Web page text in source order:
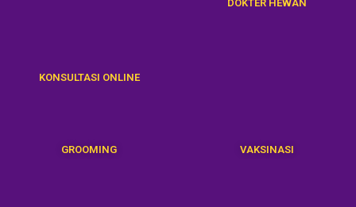
KONSULTASI ONLINE
DOKTER HEWAN
GROOMING VAKSINASI